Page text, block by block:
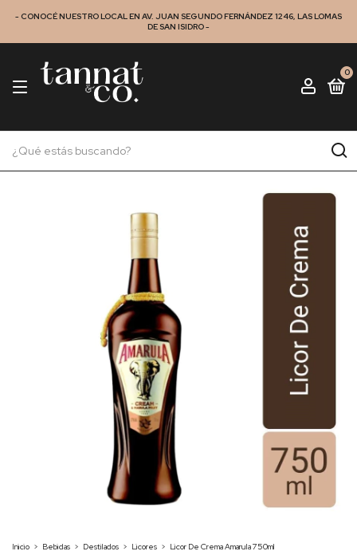
- CONOCÉ NUESTRO LOCAL EN AV. JUAN SEGUNDO FERNÁNDEZ 1246, LAS LOMAS
DE SAN ISIDRO -
0
Inicio > Bebidas > Destilados > Licores > Licor De Crema Amarula 750ml